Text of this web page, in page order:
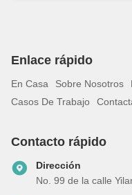
Enlace rápido
En Casa Sobre Nosotros
Casos De Trabajo
Contacto rápido
Dirección
No. 99 de la calle